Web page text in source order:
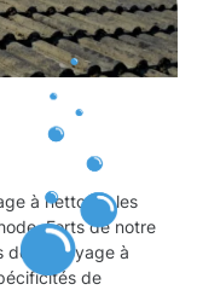
à nettoyer les
Forts de notre
de nettoyage à
de